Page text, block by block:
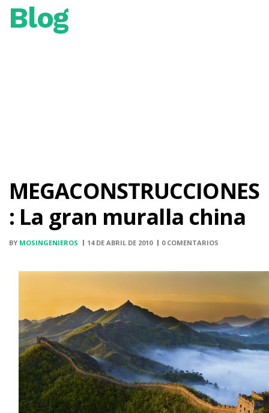
Blog
MEGACONSTRUCCIONES
: La gran muralla china
BY MOSINGENIEROS 14 DE ABRIL DE 2010 0 COMENTARIOS